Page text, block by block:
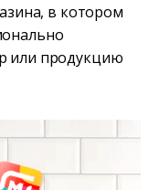
в котором
или продукцию